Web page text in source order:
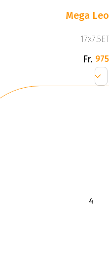
Mega
Fr.